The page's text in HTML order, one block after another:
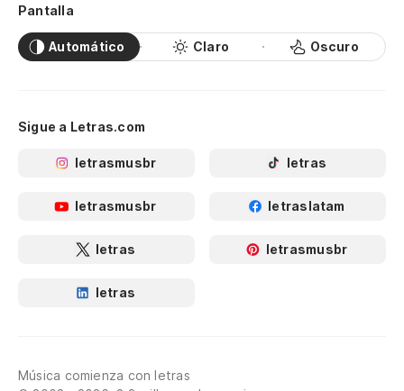
Pantalla
Automático Claro Oscuro
Sigue a Letras.com
letrasmusbr letras
letrasmusbr letraslatam
letras letrasmusbr
letras
Música comienza con letras